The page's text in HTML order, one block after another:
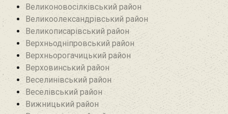
Великоновосілківський район‎
Великоолександрівський район
Великописарівський район
Верхньодніпровський район
Верхньорогачицький район
Верховинський район
Веселинівський район‎
Веселівський район‎
Вижницький район